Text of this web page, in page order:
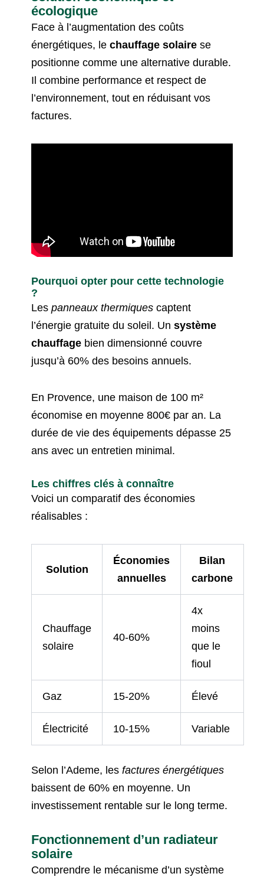
écologique
Face à l’augmentation des coûts
énergétiques, lechauffage solaire se
positionne comme une alternative durable.
Il combine performance et respect de
l’environnement, tout en réduisant vos
factures.
Pourquoi opter pour cette technologie
?
Lespanneaux thermiques captent
l’énergie gratuite du soleil. Unsystème
chauffage bien dimensionné couvre
jusqu’à 60% des besoins annuels.
En Provence, une maison de 100 m²
économise en moyenne 800€ par an. La
durée de vie des équipements dépasse 25
ans avec un entretien minimal.
Les chiffres clés à connaître
Voici un comparatif des économies
réalisables :
Solution
Économies
annuelles
Bilan
carbone
Chauffage
solaire
40-60%
4x
moins
que le
fioul
Gaz 15-20% Élevé
Électricité 10-15% Variable
Selon l’Ademe, lesfactures énergétiques
baissent de 60% en moyenne. Un
investissement rentable sur le long terme.
Fonctionnement d’un radiateur
solaire
Comprendre le mécanisme d’un système